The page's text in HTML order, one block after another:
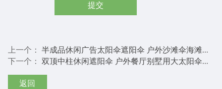
提交
上一个： 半成品休闲广告太阳伞遮阳伞 户外沙滩伞海滩伞伞架定制厂家
下一个： 双顶中柱休闲遮阳伞 户外餐厅别墅用大太阳伞双顶通风
返回